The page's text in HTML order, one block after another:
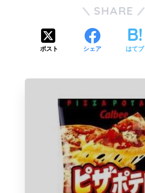
SHARE
ポスト シェア はてブ